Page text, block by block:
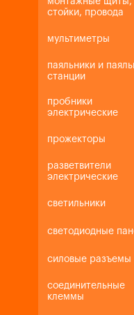
стойки, провода
мультиметры
паяльники и
станции
пробники
электрические
прожекторы
разветвители
электрические
светильники
светодиодные
силовые разъемы
соединительные
клеммы